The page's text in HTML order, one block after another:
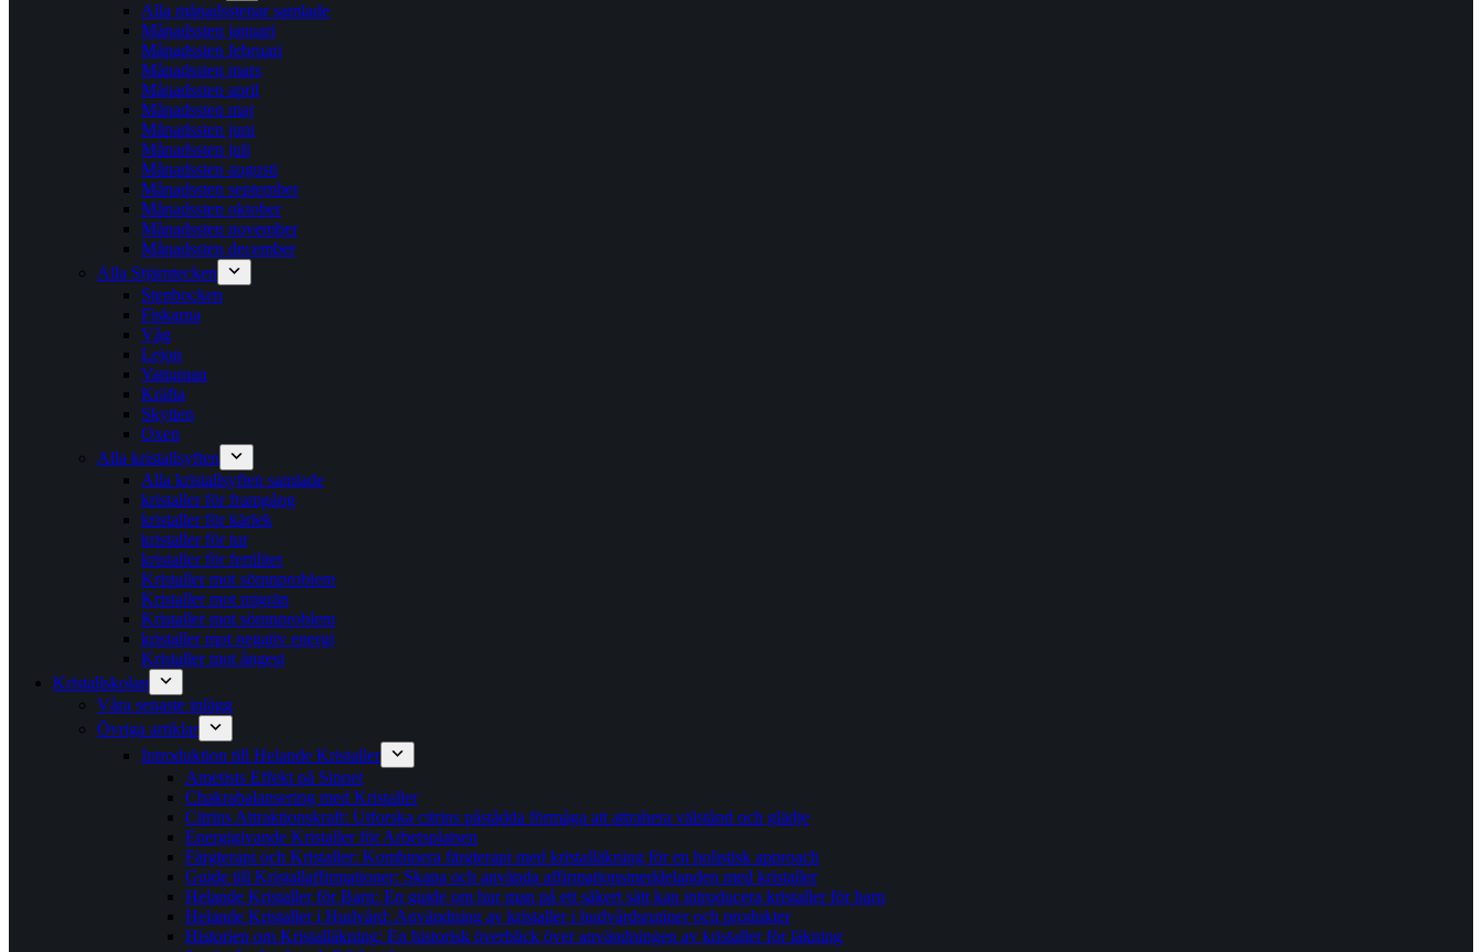
Alla månadsstenar samlade
Månadssten januari
Månadssten februari
Månadssten mars
Månadssten april
Månadssten maj
Månadssten juni
Månadssten juli
Månadssten augusti
Månadssten september
Månadssten oktober
Månadssten november
Månadssten december
Alla Stjärntecken
Stenbocken
Fiskarna
Våg
Lejon
Vattuman
Kräfta
Skytten
Oxen
Alla kristallsyften
Alla kristallsyften samlade
kristaller för framgång
kristaller för kärlek
kristaller för tur
kristaller för fertilitet
Kristaller mot sömnproblem
Kristaller mot migrän
Kristaller mot sömnproblem
kristaller mot negativ energi
Kristaller mot ångest
Kristallskolan
Våra senaste inlägg
Övriga artiklar
Introduktion till Helande Kristaller
Ametists Effekt på Sinnet
Chakrabalansering med Kristaller
Citrins Attraktionskraft: Utforska citrins påstådda förmåga att attrahera välstånd och glädje
Energigivande Kristaller för Arbetsplatsen
Färgterapi och Kristaller: Kombinera färgterapi med kristalläkning för en holistisk approach
Guide till Kristallaffirmationer: Skapa och använda affirmationsmeddelanden med kristaller
Helande Kristaller för Barn: En guide om hur man på ett säkert sätt kan introducera kristaller för barn
Helande Kristaller i Hudvård: Användning av kristaller i hudvårdsrutiner och produkter
Historien om Kristalläkning: En historisk överblick över användningen av kristaller för läkning